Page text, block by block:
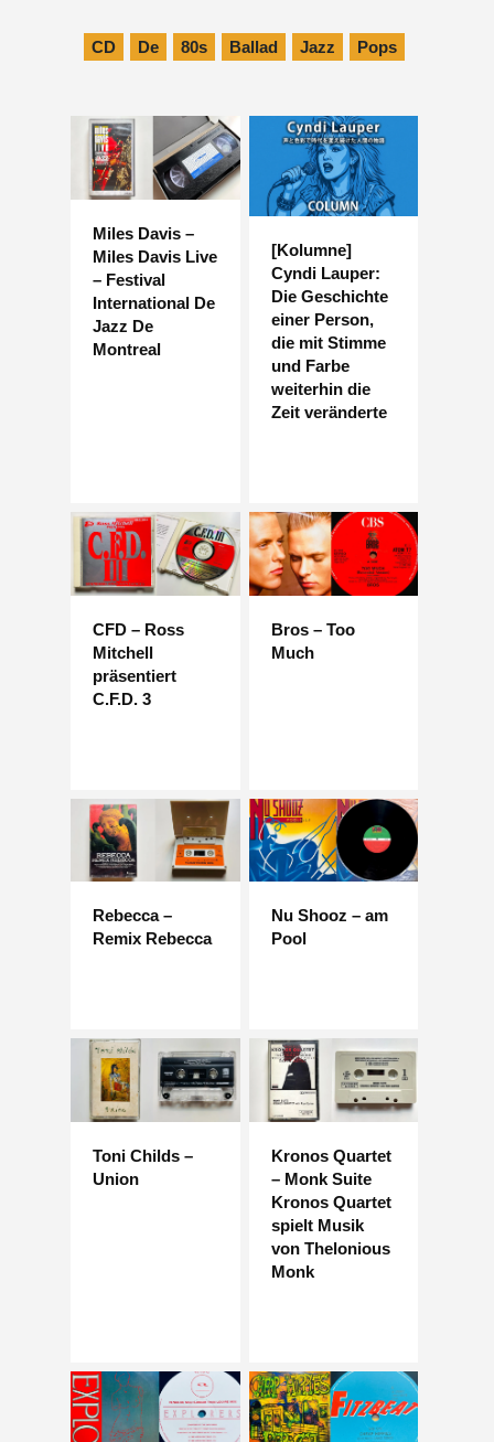
CD De 80s Ballad Jazz Pops
Miles Davis –
Miles Davis Live
– Festival
International De
Jazz De
Montreal
[Kolumne]
Cyndi Lauper:
Die Geschichte
einer Person,
die mit Stimme
und Farbe
weiterhin die
Zeit veränderte
CFD – Ross
Mitchell
präsentiert
C.F.D. 3
Bros – Too
Much
Rebecca –
Remix Rebecca
Nu Shooz – am
Pool
Toni Childs –
Union
Kronos Quartet
– Monk Suite
Kronos Quartet
spielt Musik
von Thelonious
Monk